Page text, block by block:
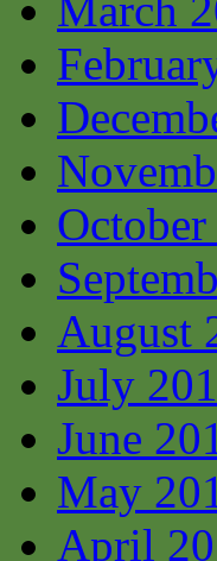
August
July
June
May
April